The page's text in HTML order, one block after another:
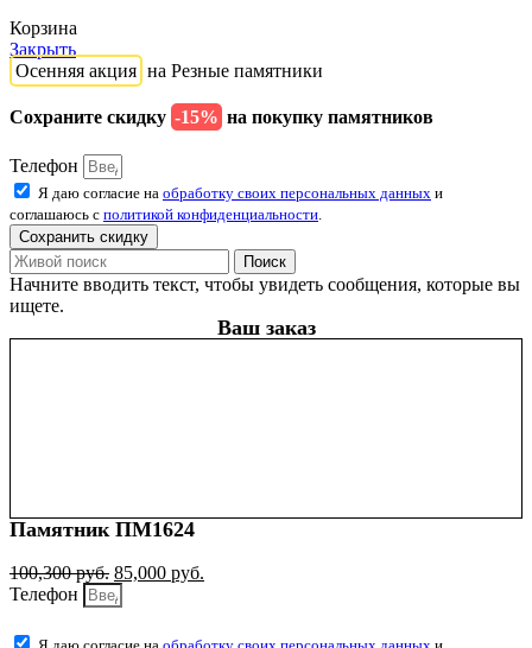
Корзина
Закрыть
Осенняя акция на Резные памятники
Сохраните скидку -15% на покупку памятников
Телефон
Я даю согласие на обработку своих персональных данных и
соглашаюсь с политикой конфиденциальности
Сохранить скидку
Поиск
Начните вводить текст, чтобы увидеть сообщения, которые вы
ищете.
Ваш заказ
Памятник ПМ1624
100,300руб. 85,000 руб.
Телефон